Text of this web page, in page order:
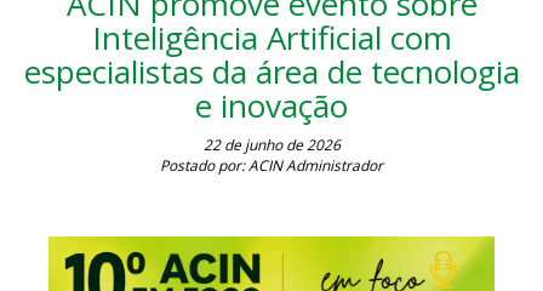
Inteligência Artificial com
especialistas da área de tecnologia
e inovação
22 de junho de 2026
Postado por: ACIN Administrador